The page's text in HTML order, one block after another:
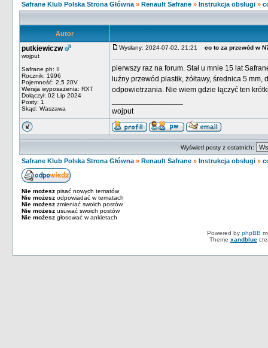
Safrane Klub Polska Strona Główna » Renault Safrane » Instrukcja obsługi »
Autor
putkiewiczw
wojput
Safrane ph: II
Rocznik: 1996
Pojemność: 2,5 20V
Wersja wyposażenia: RXT
Dołączył: 02 Lip 2024
Posty: 1
Skąd: Waszawa
Wysłany: 2024-07-02, 21:21 co to za przewód w
pierwszy raz na forum. Stał u mnie 15 lat
luźny przewód plastik, żółtawy, średnica 5
odpowietrzania. Nie wiem gdzie łączyć ten
wojput
Wyświetl posty z ostatnich:
Safrane Klub Polska Strona Główna » Renault Safrane » Instrukcja obsługi »
Nie możesz pisać nowych tematów
Nie możesz odpowiadać w tematach
Nie możesz zmieniać swoich postów
Nie możesz usuwać swoich postów
Nie możesz głosować w ankietach
Powered by phpBB
Theme xandblue